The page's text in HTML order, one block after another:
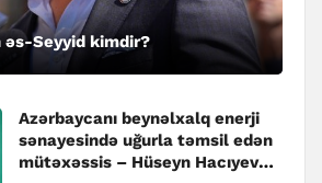
əs-Seyyid kimdir?
Azərbaycanı beynəlxalq enerji
sənayesində uğurla təmsil edən
mütəxəssis – Hüseyn Hacıyev